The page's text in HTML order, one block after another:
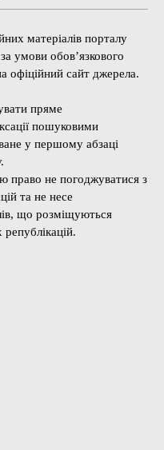
матеріалів порталу
умови обов’язкового
офіційний сайт джерела.
пряме
пошуковими
у першому абзаці
право не погоджуватися з
та не несе
що розміщуються